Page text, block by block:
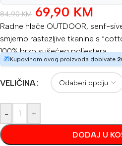
84,90KM 69,90 KM
Radne hlače OUTDOOR, senf-
smjerno rastezljive tkanine s
100% brzo sušećeg poliestera
🎁Kupovinom ovog proizvoda dobivate
VELIČINA
- +
DODAJ U